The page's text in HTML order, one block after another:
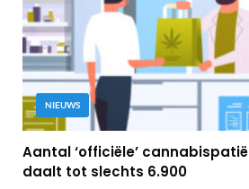
NIEUWS
Aantal ‘officiële’
daalt tot slechts 6.900